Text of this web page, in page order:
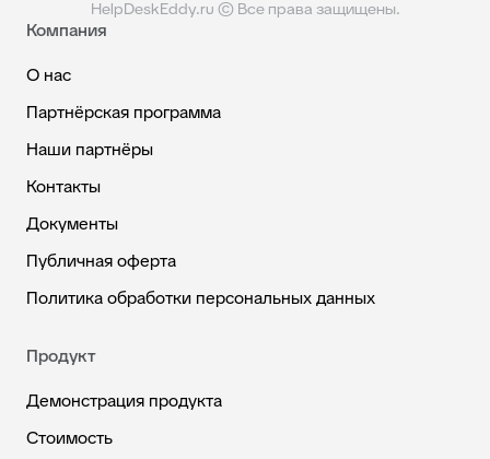
HelpDeskEddy.ru © Все права защищены.
Компания
О нас
Партнёрская программа
Наши партнёры
Контакты
Документы
Публичная оферта
Политика обработки персональных данных
Продукт
Демонстрация продукта
Стоимость